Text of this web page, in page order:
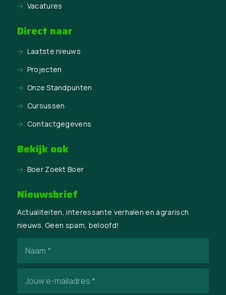
Vacatures
Direct naar
Laatste nieuws
Projecten
Onze Standpunten
Cursussen
Contactgegevens
Bekijk ook
Boer Zoekt Boer
Nieuwsbrief
Actualiteiten, interessante verhalen en agrarisch
nieuws. Geen spam, beloofd!
mailadres